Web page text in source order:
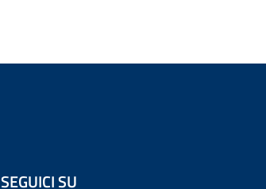
SEGUICI SU